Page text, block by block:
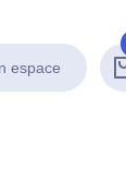
espace